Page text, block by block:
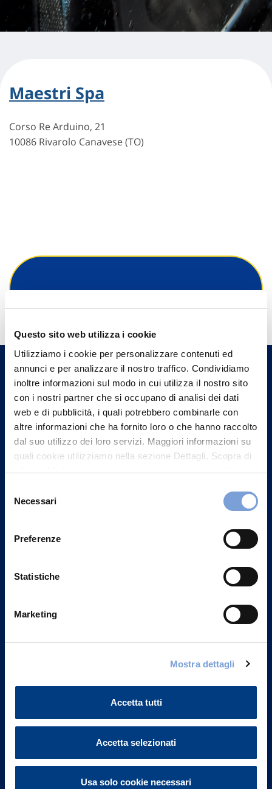
Questo sito web utilizza i cookie
Utilizziamo i cookie per personalizzare contenuti ed
annunci e per analizzare il nostro traffico. Condividiamo
inoltre informazioni sul modo in cui utilizza il nostro sito
con i nostri partner che si occupano di analisi dei dati
web e di pubblicità, i quali potrebbero combinarle con
altre informazioni che ha fornito loro o che hanno raccolto
dal suo utilizzo dei loro servizi. Maggiori informazioni su
quali cookie utilizziamo nella sezione Dettagli. Scopra di
più su chi siamo, come può contattarci e come trattiamo i
può trovare nel footer del sito nella sezione "Informativa
delNecessari
Preferenze
Statistiche
Marketing
Mostra dettagli
Accetta tutti
Accetta selezionati
Usa solo cookie necessari
Maestri Spa
Corso Re Arduino, 21
10086 Rivarolo Canavese (TO)
Trova l'Agenzia più vicina a te e parla con
un nostro Agente.
Contattaci
Vittoria Assicurazioni S.p.A.
Part. IVA 01329510158
Sostenibilità